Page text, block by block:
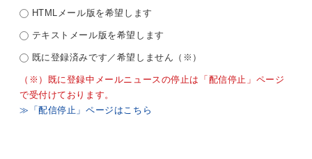
HTMLメール版を希望します
テキストメール版を希望します
既に登録済みです／希望しません（※）
（※）既に登録中メールニュースの停止は「配信停止」ページ
で受付けております。
≫「配信停止」ページはこちら